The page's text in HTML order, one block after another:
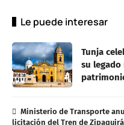
Le puede interesar
Tunja
su legado
Ministerio de Transporte
licitación del Tren de